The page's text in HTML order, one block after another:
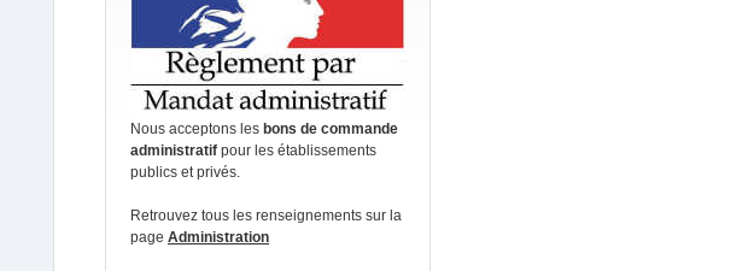
Nous acceptons les bons de commande
administratif pour les établissements
publics et privés.
Retrouvez tous les renseignements sur la
page Administration